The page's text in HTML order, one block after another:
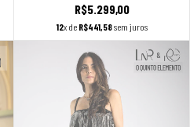
R$5.299,00
12x de R$441,58sem juros